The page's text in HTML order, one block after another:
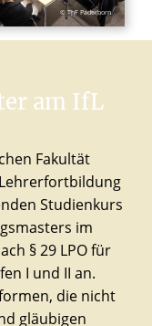
© ThF Paderborn
am IfL
Fakultät
Studienkurs
im
§ 29 LPO für
I und II an.
die nicht
gläubigen